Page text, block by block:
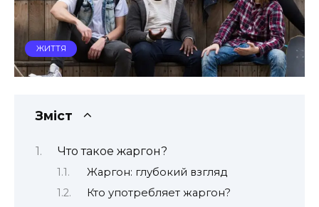
ЖИТТЯ
Зміст
Что такое жаргон?
Жаргон: глубокий взгляд
Кто употребляет жаргон?